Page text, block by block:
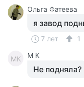
Ольга Фатеева
я завод
7 лет 1
MК M К
Не подняла?